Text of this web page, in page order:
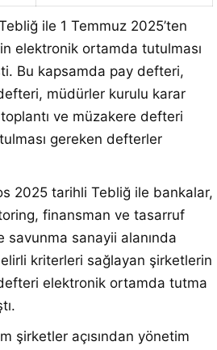
ile 1 Temmuz 2025’ten
elektronik ortamda tutulması
Bu kapsamda pay defteri,
müdürler kurulu karar
ve müzakere defteri
gereken defterler
2025 tarihli Tebliğ ile bankalar,
finansman ve tasarruf
sanayii alanında
kriterleri sağlayan şirketlerin
elektronik ortamda tutma
şirketler açısından yönetim